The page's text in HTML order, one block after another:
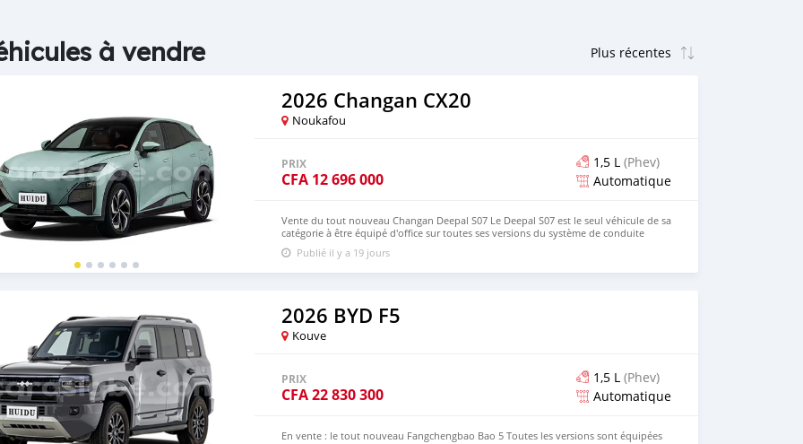
à vendre
2026 Changan CX20
Noukafou
PRIX
CFA 12 696 000
1,5 L (Phev)
Automatique
Vente du tout nouveau Changan Deepal S07 Le Deepal S07 est le seul véhicule de sa
catégorie à être équipé d'office sur toutes ses versions du système de conduite
intelligente Huawei Qiankun ADS SE. Son habitacle adopte une console centrale
suspendue enveloppante et un concept de design inspiré des yachts. Toutes les
versions sont équipées d'une suspension adaptative variable qui ajuste en temps
https://www.huiduauto.com/ Contact : +8619603846173
Publié il y a 19 jours
2026 BYD F5
Kouve
PRIX
CFA22 830 300
1,5 L (Phev)
Automatique
En vente : le tout nouveau Fangchengbao Bao 5 Toutes les versions sont équipées